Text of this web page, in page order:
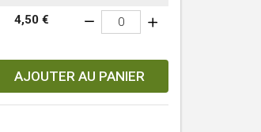
4,50 €
AJOUTER AU PANIER